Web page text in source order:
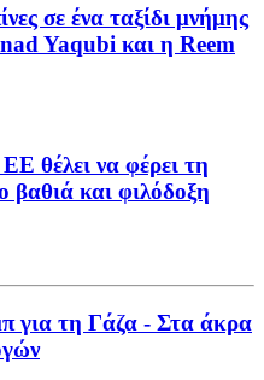
σε ένα ταξίδι μνήμης
Yaqubi και η Reem
θέλει να φέρει τη
και φιλόδοξη
για τη Γάζα - Στα άκρα